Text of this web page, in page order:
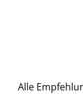
Alle